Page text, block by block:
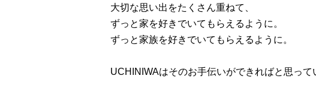
大切な思い出をたくさん重ねて、
ずっと家を好きでいてもらえるように。
ずっと家族を好きでいてもらえるように。
UCHINIWAはそのお手伝いができればと思って